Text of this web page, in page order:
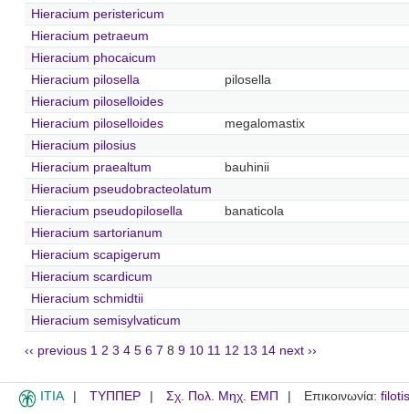
Hieracium peristericum
Hieracium petraeum
Hieracium phocaicum
Hieracium pilosella
pilosella
Hieracium piloselloides
Hieracium piloselloides
megalomastix
Hieracium pilosius
Hieracium praealtum
bauhinii
Hieracium pseudobracteolatum
Hieracium pseudopilosella
banaticola
Hieracium sartorianum
Hieracium scapigerum
Hieracium scardicum
Hieracium schmidtii
Hieracium semisylvaticum
‹‹ previous 1 2 3 4 5 6 7 8 9 10 11 12 13 14 next ››
ITIA ΤΥΠΠΕΡ Σχ. Πολ. Μηχ. ΕΜΠ Επικοινωνία: